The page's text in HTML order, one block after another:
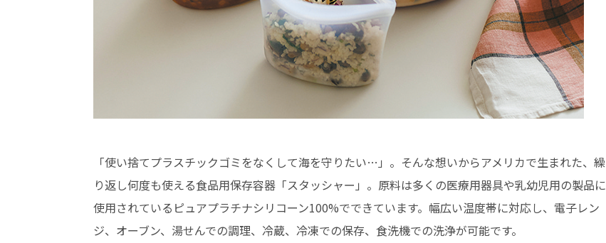
「使い捨てプラスチックゴミをなくして海を守りたい…」。そんな想いからアメリカで生まれた、繰
り返し何度も使える食品用保存容器「スタッシャー」。原料は多くの医療用器具や乳幼児用の製品に
使用されているピュアプラチナシリコーン100%でできています。幅広い温度帯に対応し、電子レン
ジ、オーブン、湯せんでの調理、冷蔵、冷凍での保存、食洗機での洗浄が可能です。